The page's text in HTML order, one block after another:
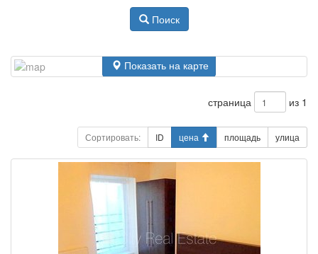
Поиск
Показать на карте
страница из 1
Сортировать: ID цена площадь улица